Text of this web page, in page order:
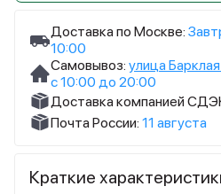
Доставка по Москве:
10:00
Самовывоз: улица
с 10:00 до 20:00
Доставка компанией
Почта России: 11 августа
Краткие